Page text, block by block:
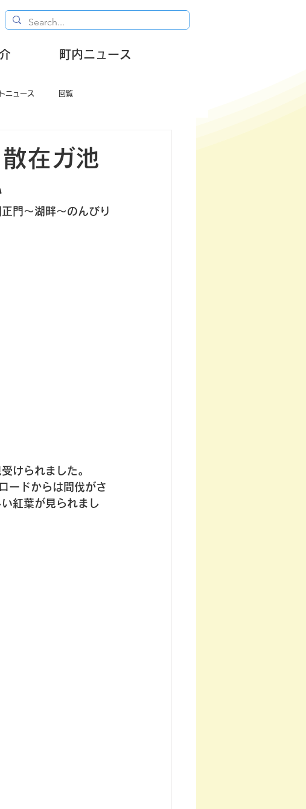
町内ニュース
ニュース 回覧
在ガ池
門～湖畔～のんびり
けられました。
ードからは間伐がさ
紅葉が見られまし